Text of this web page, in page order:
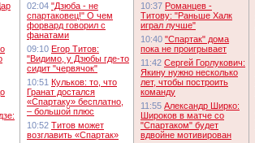
02:04 "Дзюба - не
спартаковец!" О чем
форвард говорил с
фанатами
09:10 Егор Титов:
"Видимо, у Дзюбы где-то
сидит "червячок"
10:51 Кульков: то, что
Гранат достался
«Спартаку» бесплатно,
– большой плюс
10:52 Титов может
возглавить «Спартак»
10:37 Романцев -
Титову: "Раньше Халк
играл лучше"
10:40 "Спартак" дома
пока не проигрывает
11:42 Сергей Горлукович:
Якину нужно несколько
лет, чтобы построить
команду
11:55 Александр Ширко:
Широков в матче со
"Спартаком" будет
вдвойне мотивирован